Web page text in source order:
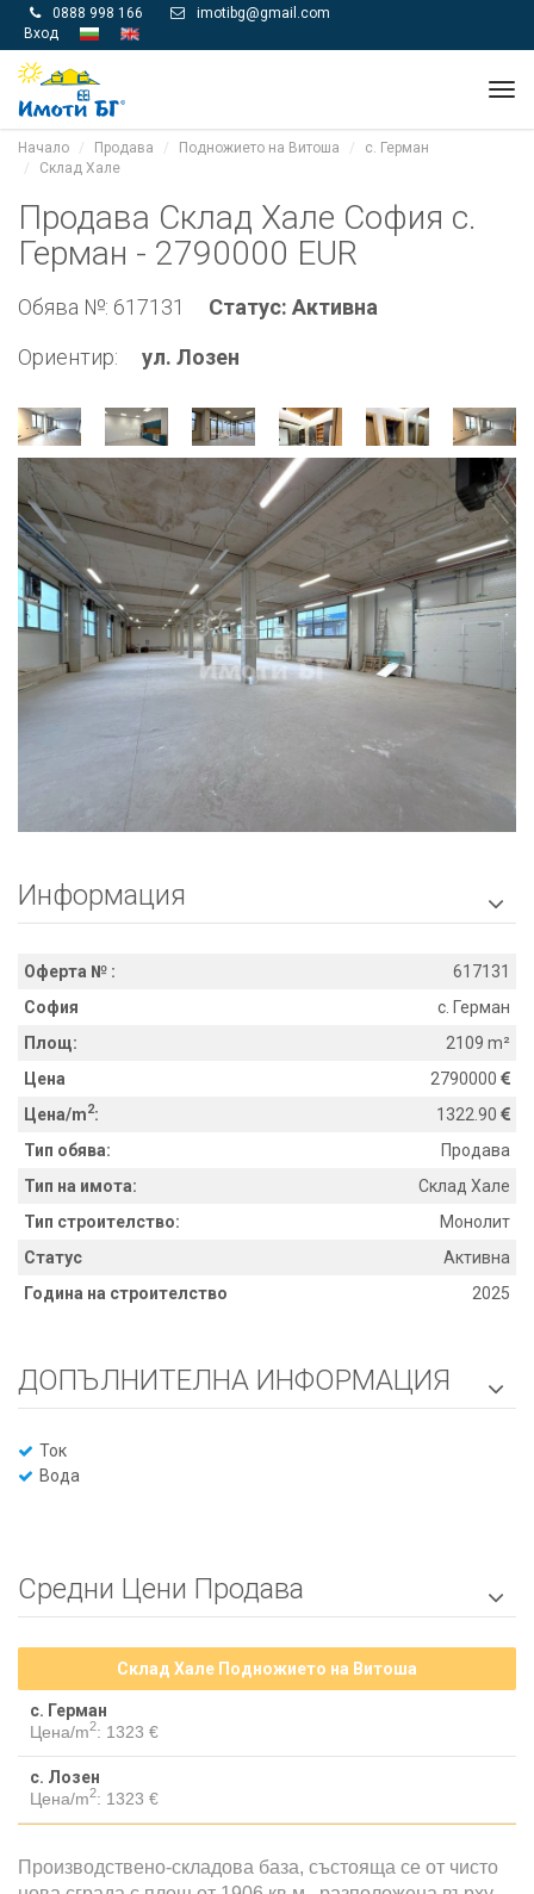
 0888 998 166 
imotibg@gmail.com
Вход
Начало Продава Подножието на Витоша
с. Герман
Склад Хале
Продава Склад Хале София с.
Герман - 2790000 EUR
Обява №: 617131
Статус: Активна
Ориентир:
ул. Лозен
Информация 
Оферта № :
617131
София
с. Герман
Площ:
2109 m²
Цена
2790000
Цена/m2:
1322.90
Тип обява:
Продава
Тип на имота:
Склад Хале
Тип строителство:
Монолит
Статус
Активна
Година на строителство
2025
ДОПЪЛНИТЕЛНА ИНФОРМАЦИЯ 
Ток
Вода
Средни Цени Продава 
Склад Хале Подножието на Витоша
с. Герман
Цена/m2: 1323 €
с. Лозен
Цена/m2: 1323 €
Производствено-складова база, състояща се от чисто